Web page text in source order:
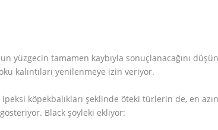
yüzgecin tamamen kaybıyla sonuçlanacağını
kalıntıları yenilenmeye izin veriyor.
ipeksi köpekbalıkları şeklinde öteki türlerin de, en
Black şöyleki ekliyor: